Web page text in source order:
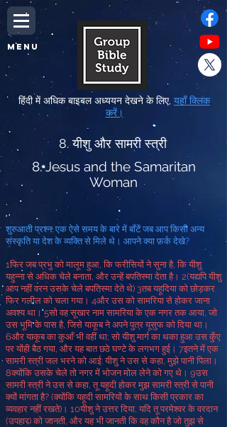
MENU
हिंदी में अधिक बाइबल अध्ययन देखने के लिए, यहाँ क्लिक
करें।
8. यीशु और सामरी स्त्री
8. Jesus and the Samaritan
Woman
शुरुआती प्रश्न: एक ऐसे समय के बारे में बाँटें जब आप किसी अन्य
संस्कृति या देश के व्यक्ति से मिले थे । आपने क्या फ़र्क देखे?
1फिर जब प्रभु को मालूम हुआ,कि फरीसियों ने सुना है,कि यीशु
यहुन्ना से अधिक चेले बनाता, और उन्हें बपतिस्मा देता है। 2(यद्यपि यीशु
आप नहीं वरन उसके चेले बपतिस्मा देते थे) 3तब यहूदिया को छोड़कर
फिर गलील को चला गया। 4और उस को सामरिया से होकर जाना
अवश्य था।5सो वह सूखार नाम सामरिया के एक नगर तक आया,जो
उस भूमि के पास है,जिसे याकूब ने अपने पुत्र यूसुफ को दिया था।
6और याकूब का कुआँ भी वहीं था;सो यीशु मार्ग का थका हुआ उस कुँए
पर योंही बैठ गया, और यह बात छठे घण्टे के लगभग हुई। 7इतने में एक
सामरी स्त्री जल भरने को आई:यीशु ने उस से कहा,मुझे पानी पिला।
8क्योंकि उसके चेले तो नगर में भोजन मोल लेने को गए थे। 9उस
सामरी स्त्री ने उस से कहा,तू यहूदी होकर मुझ सामरी स्त्री से पानी
क्यों मांगता है? (क्योंकि यहूदी सामरियों के साथ किसी प्रकार का
व्यवहार नहीं रखते) । 10यीशु ने उत्तर दिया,यदि तू परमेश्वर के वरदान
(उपहार)को जानती, और यह भी जानती कि वह कौन है जो तुझ से